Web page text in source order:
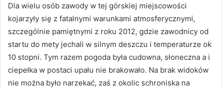
Dla wielu osób zawody w tej górskiej miejscowości
kojarzyły się z fatalnymi warunkami atmosferycznymi,
szczególnie pamiętnymi z roku 2012, gdzie zawodnicy od
startu do mety jechali w silnym deszczu i temperaturze ok
10 stopni. Tym razem pogoda była cudowna, słoneczna a i
ciepełka w postaci upału nie brakowało. Na brak widoków
nie można było narzekać, zaś z okolic schroniska na